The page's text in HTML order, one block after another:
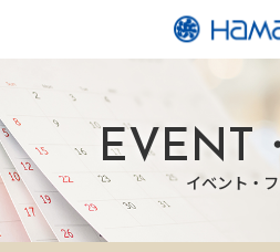
EVENT
イベント・